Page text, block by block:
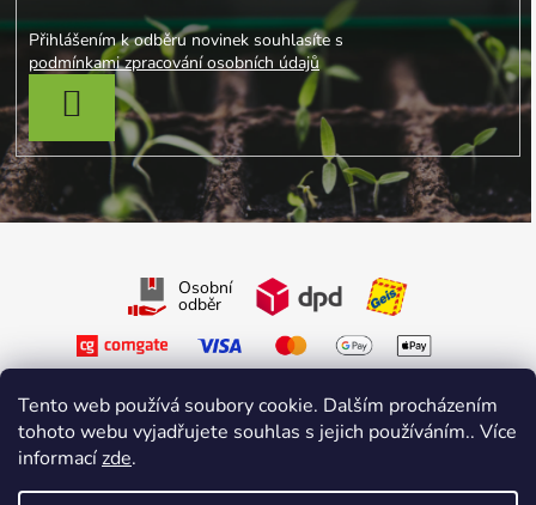
Tento web používá soubory cookie. Dalším procházením
tohoto webu vyjadřujete souhlas s jejich používáním.. Více
informacízde.
Přihlášením k odběru novinek souhlasíte s
podmínkami zpracování osobních údajů
PŘIHLÁSIT SE
Osobní
odběr
Sledujte nás na Instagramu